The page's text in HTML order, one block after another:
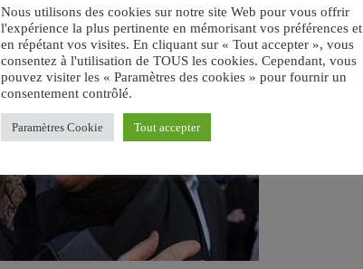
Nous utilisons des cookies sur notre site Web pour vous offrir
l'expérience la plus pertinente en mémorisant vos préférences et
en répétant vos visites. En cliquant sur « Tout accepter », vous
consentez à l'utilisation de TOUS les cookies. Cependant, vous
pouvez visiter les « Paramètres des cookies » pour fournir un
consentement contrôlé.
Paramètres Cookie Tout accepter